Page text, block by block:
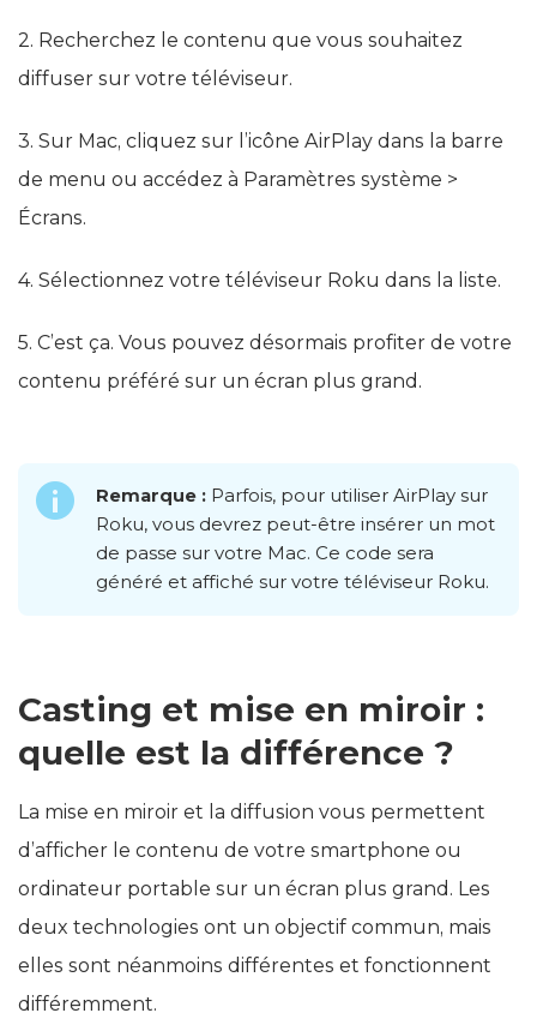
2. Recherchez le contenu que vous souhaitez
diffuser sur votre téléviseur.
3. Sur Mac, cliquez sur l’icône AirPlay dans la barre
de menu ou accédez à Paramètres système >
Écrans.
4. Sélectionnez votre téléviseur Roku dans la liste.
5. C’est ça. Vous pouvez désormais profiter de votre
contenu préféré sur un écran plus grand.
Remarque : Parfois, pour utiliser AirPlay sur
Roku, vous devrez peut-être insérer un mot
de passe sur votre Mac. Ce code sera
généré et affiché sur votre téléviseur Roku.
Casting et mise en miroir :
quelle est la différence ?
La mise en miroir et la diffusion vous permettent
d’afficher le contenu de votre smartphone ou
ordinateur portable sur un écran plus grand. Les
deux technologies ont un objectif commun, mais
elles sont néanmoins différentes et fonctionnent
différemment.